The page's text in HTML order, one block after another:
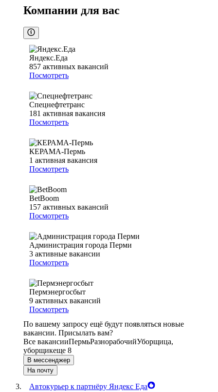
Компании для вас
Яндекс.Еда
857 активных вакансий
Посмотреть
Спецнефтетранс
181 активная вакансия
Посмотреть
КЕРАМА-Пермь
1 активная вакансия
Посмотреть
BetBoom
157 активных вакансий
Посмотреть
Администрация города Перми
3 активные вакансии
Посмотреть
Пермэнергосбыт
9 активных вакансий
Посмотреть
По вашему запросу ещё будут появляться новые
вакансии. Присылать вам?
Все вакансииПермьРазнорабочийУборщица,
уборщикеще 8
В мессенджер
На почту
Автокурьер к партнёру Яндекс Еда